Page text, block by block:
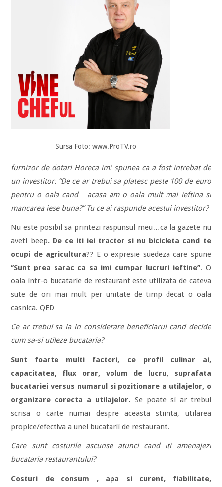
Sursa Foto: www.ProTV.ro
furnizor de dotari Horeca imi spunea ca a fost intrebat de
un investitor: “De ce ar trebui sa platesc peste 100 de euro
pentru o oala cand acasa am o oala mult mai ieftina si
mancarea iese buna?” Tu ce ai raspunde acestui investitor?
Nu este posibil sa printezi raspunsul meu…ca la gazete nu
aveti beep. De ce iti iei tractor si nu bicicleta cand te
ocupi de agricultura?? E o expresie suedeza care spune
‘’Sunt prea sarac ca sa imi cumpar lucruri ieftine’’. O
oala intr-o bucatarie de restaurant este utilizata de cateva
sute de ori mai mult per unitate de timp decat o oala
casnica. QED
Ce ar trebui sa ia in considerare beneficiarul cand decide
cum sa-si utileze bucataria?
Sunt foarte multi factori, ce profil culinar ai,
capacitatea, flux orar, volum de lucru, suprafata
bucatariei versus numarul si pozitionare a utilajelor, o
organizare corecta a utilajelor. Se poate si ar trebui
scrisa o carte numai despre aceasta stiinta, utilarea
propice/efectiva a unei bucatarii de restaurant.
Care sunt costurile ascunse atunci cand iti amenajezi
bucataria restaurantului?
Costuri de consum , apa si curent, fiabilitate,